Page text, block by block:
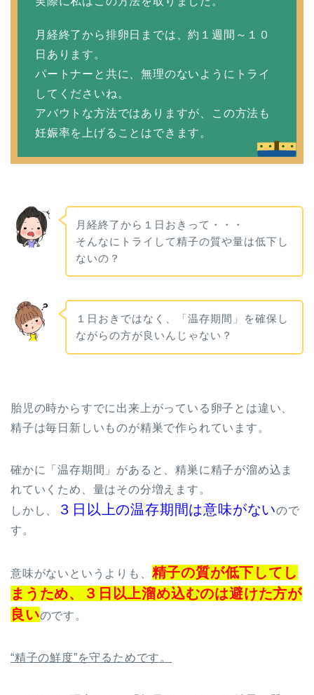
月経終了から排卵日までは、約１週間～１０
日あります。
パートナーと共に、無理のないようにトライ
してくださいね。
アバウトな方法ではありますが、この方法も
妊娠率を上げることはできます。
月経終了から１日おきって・・・
そんなにトライして精子の質や量は低下し
ないの？
１日おきではなく、「温存期間」を確保し
ながらの方が良いんじゃない？
胎児の時からすでに出来上がっている卵子とは違い、
精子は毎日新しいものが精巣で作られています。
確かに「温存期間」があると、精巣に精子が溜め込ま
れていくため、量はその分増えます。
しかし、
３日以上の温存期間は意味がないので
す。
意味がないというよりも、 精子の質が低下してし
まうため、３日以上溜め込むのは避けた方が
良いのです。
“精子の鮮度”を守るためです。